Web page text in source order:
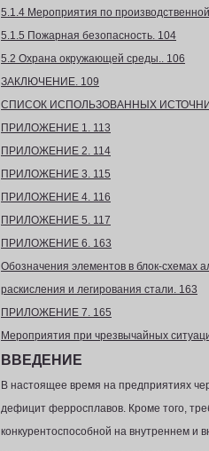
5.1.4 Мероприятия по
5.1.5 Пожарная безопасность. 104
5.2 Охрана окружающей среды.. 106
ЗАКЛЮЧЕНИЕ. 109
СПИСОК ИСПОЛЬЗОВАННЫХ
ПРИЛОЖЕНИЕ 1. 113
ПРИЛОЖЕНИЕ 2. 114
ПРИЛОЖЕНИЕ 3. 115
ПРИЛОЖЕНИЕ 4. 116
ПРИЛОЖЕНИЕ 5. 117
ПРИЛОЖЕНИЕ 6. 163
Обозначения элементов в блок-схемах
раскисления и легирования стали. 163
ПРИЛОЖЕНИЕ 7. 165
Мероприятия при чрезвычайных
ВВЕДЕНИЕ
В настоящее время на предприятиях
дефицит ферросплавов. Кроме того,
конкурентоспособной на внутреннем и